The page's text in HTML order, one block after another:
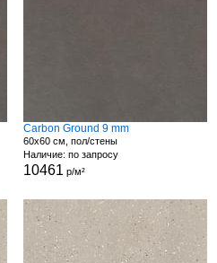
Carbon Ground 9 mm
60x60 см, пол/стены
Наличие: по запросу
10461 р/м²